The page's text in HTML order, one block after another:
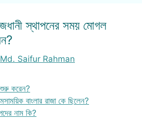
স্থাপনের সময় মোগল
Md. Saifur Rahman
শুরু করেন?
বাংলার রাজা কে ছিলেন?
নাম কি?